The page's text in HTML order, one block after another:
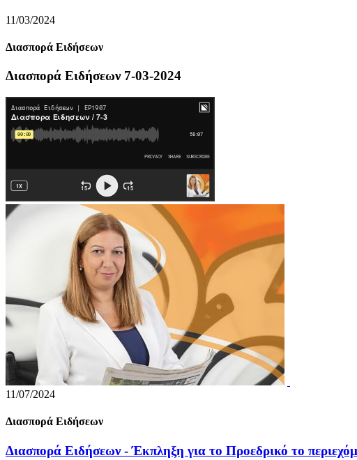
11/03/2024
Διασπορά Ειδήσεων
Διασπορά Ειδήσεων 7-03-2024
11/07/2024
Διασπορά Ειδήσεων
Διασπορά Ειδήσεων - Έκπληξη για το Προεδρικό το